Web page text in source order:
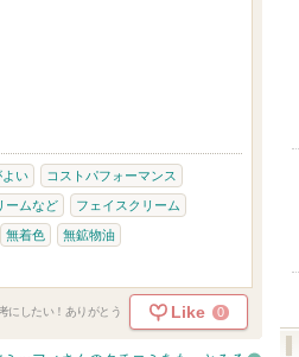
よい コストパフォーマンス
ームなど フェイスクリーム
無着色 無鉱物油
にしたい！ありがとう Like 0